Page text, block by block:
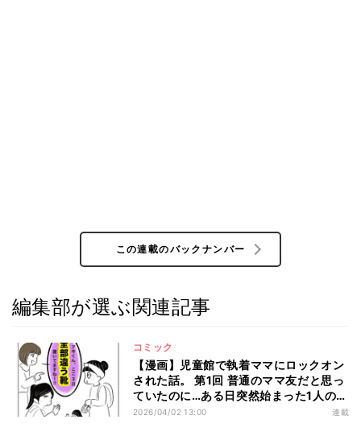
この連載のバックナンバー
編集部が選ぶ関連記事
コミック
【漫画】児童館で執着ママにロックオン
された話。 第1回 普通のママ友だと思っ
ていたのに…ある日突然始まった1人のマ
マ友の異常な執着。どうして私なの!?
2026/04/02 13:00 連載